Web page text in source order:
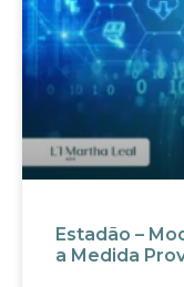
Estadão –
a Medida